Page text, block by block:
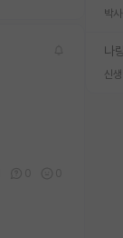
나